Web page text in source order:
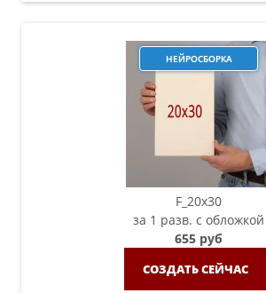
НЕЙРОСБОРКА
F_20х30
за 1 разв. с обложкой
655 руб
СОЗДАТЬ СЕЙЧАС